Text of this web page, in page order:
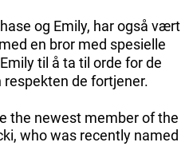
og Emily, har også vært
en bror med spesielle
til å ta til orde for de
de fortjener.
the newest member of the
who was recently named